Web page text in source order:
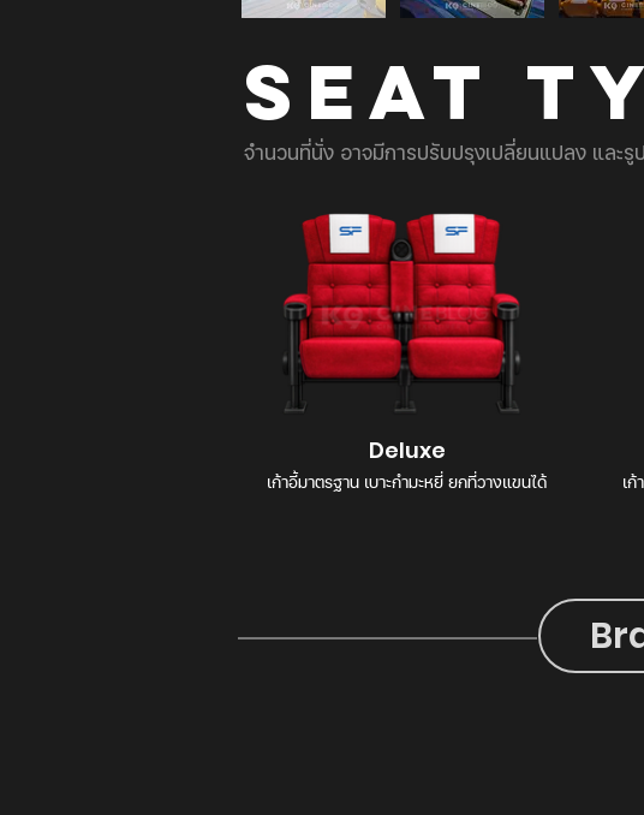
SEAT
จำนวนที่นั่ง อาจมีการปรับปรุงเปลี่ยนแปลง และ
Deluxe
เก้าอี้มาตรฐาน เบาะกำมะหยี่ ยกที่วางแขนได้
เ